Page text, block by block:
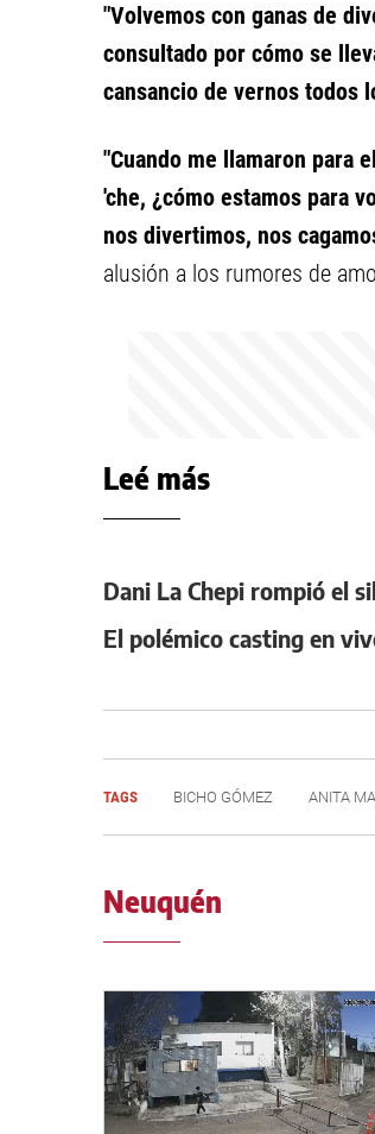
"Volvemos con ganas de
consultado por cómo se
cansancio de vernos todos
"Cuando me llamaron para
'che, ¿cómo estamos para
nos divertimos, nos
alusión a los rumores de
Leé más
Dani La Chepi rompió el
El polémico casting en
TAGS BICHO GÓMEZ ANITA
Neuquén